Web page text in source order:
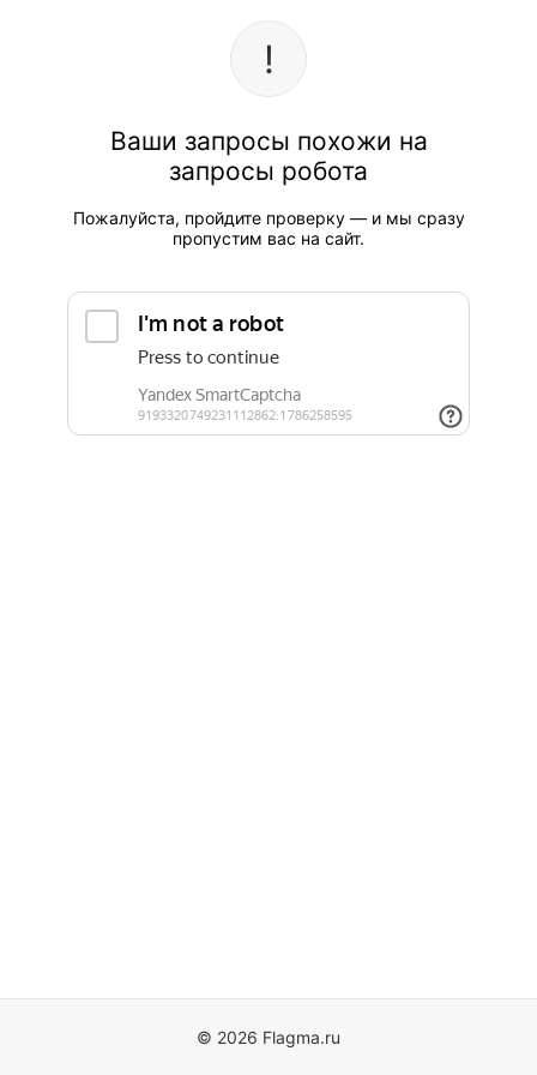
Ваши запросы похожи на
запросы робота
Пожалуйста, пройдите проверку — и мы сразу
пропустим вас на сайт.
© 2026 Flagma.ru